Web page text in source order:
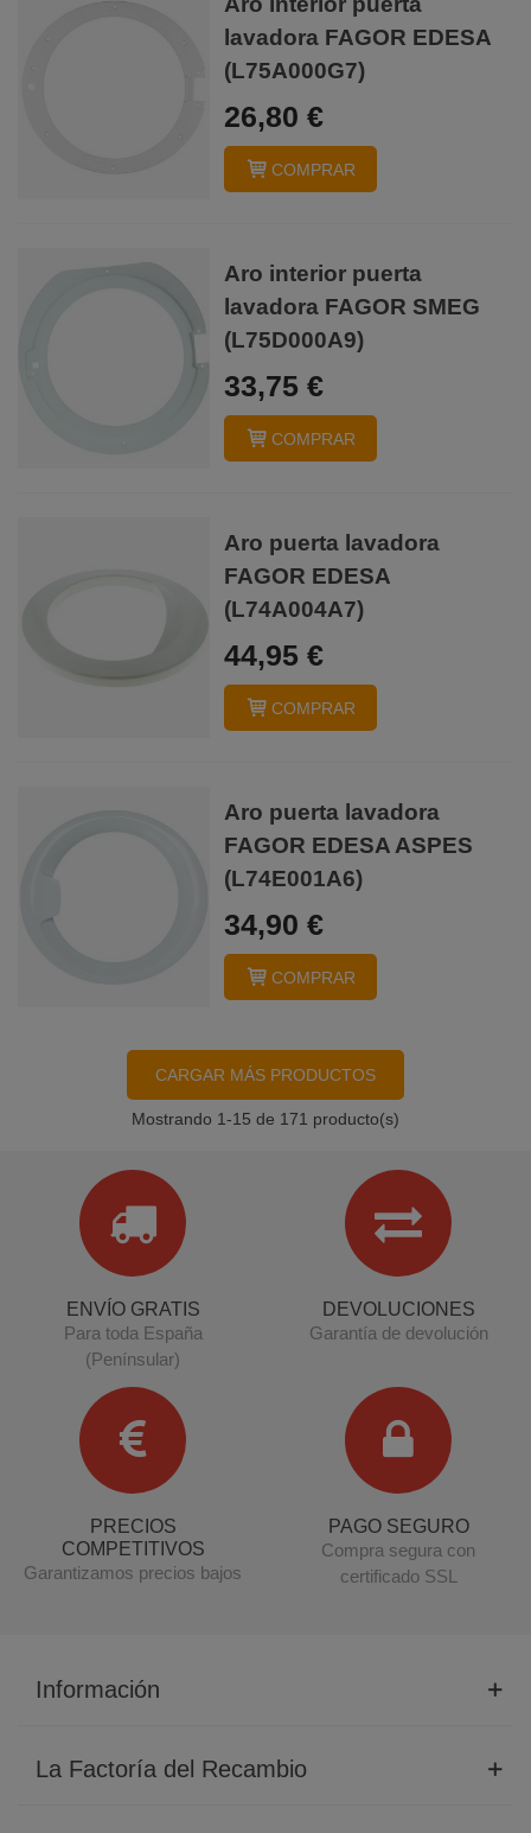
lavadora FAGOR EDESA
(L75A000G7)
26,80 €
COMPRAR
Aro interior puerta
lavadora FAGOR SMEG
(L75D000A9)
33,75 €
COMPRAR
Aro puerta lavadora
FAGOR EDESA
(L74A004A7)
44,95 €
COMPRAR
Aro puerta lavadora
FAGOR EDESA ASPES
(L74E001A6)
34,90 €
COMPRAR
CARGAR MÁS PRODUCTOS
Mostrando 1-15 de 171 producto(s)
ENVÍO GRATIS
Para toda España
(Penínsular)
DEVOLUCIONES
Garantía de devolución
PRECIOS
COMPETITIVOS
Garantizamos precios bajos
PAGO SEGURO
Compra segura con
certificado SSL
Información
La Factoría del Recambio